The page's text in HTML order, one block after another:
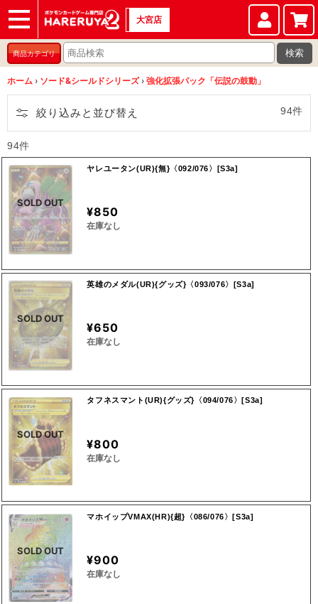
ショップ
店頭買取
店舗
イベント
大宮店
商品カテゴリ 検索
ホーム › ソード&シールドシリーズ › 強化拡張パック「伝説の鼓動」
絞り込みと並び替え 94件
94件
SOLD OUT
ヤレユータン(UR){無}〈092/076〉[S3a]
¥850
在庫なし
SOLD OUT
英雄のメダル(UR){グッズ}〈093/076〉[S3a]
¥650
在庫なし
SOLD OUT
タフネスマント(UR){グッズ}〈094/076〉[S3a]
¥800
在庫なし
SOLD OUT
マホイップVMAX(HR){超}〈086/076〉[S3a]
¥900
在庫なし